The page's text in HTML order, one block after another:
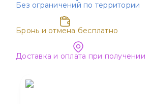
Без ограничений по территории
Бронь и отмена бесплатно
Доставка и оплата при получении